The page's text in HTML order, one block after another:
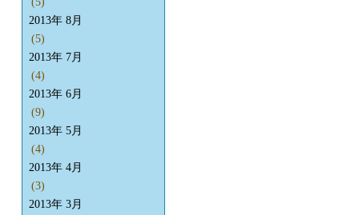
2013年 8月
(5)
2013年 7月
(4)
2013年 6月
(9)
2013年 5月
(4)
2013年 4月
(3)
2013年 3月